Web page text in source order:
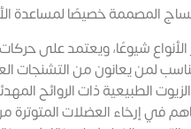
المصممة خصيصًا لمساعدة
شيوعًا، ويعتمد على
لمن يعانون من التشنجات
الطبيعية ذات الروائح
في إرخاء العضلات